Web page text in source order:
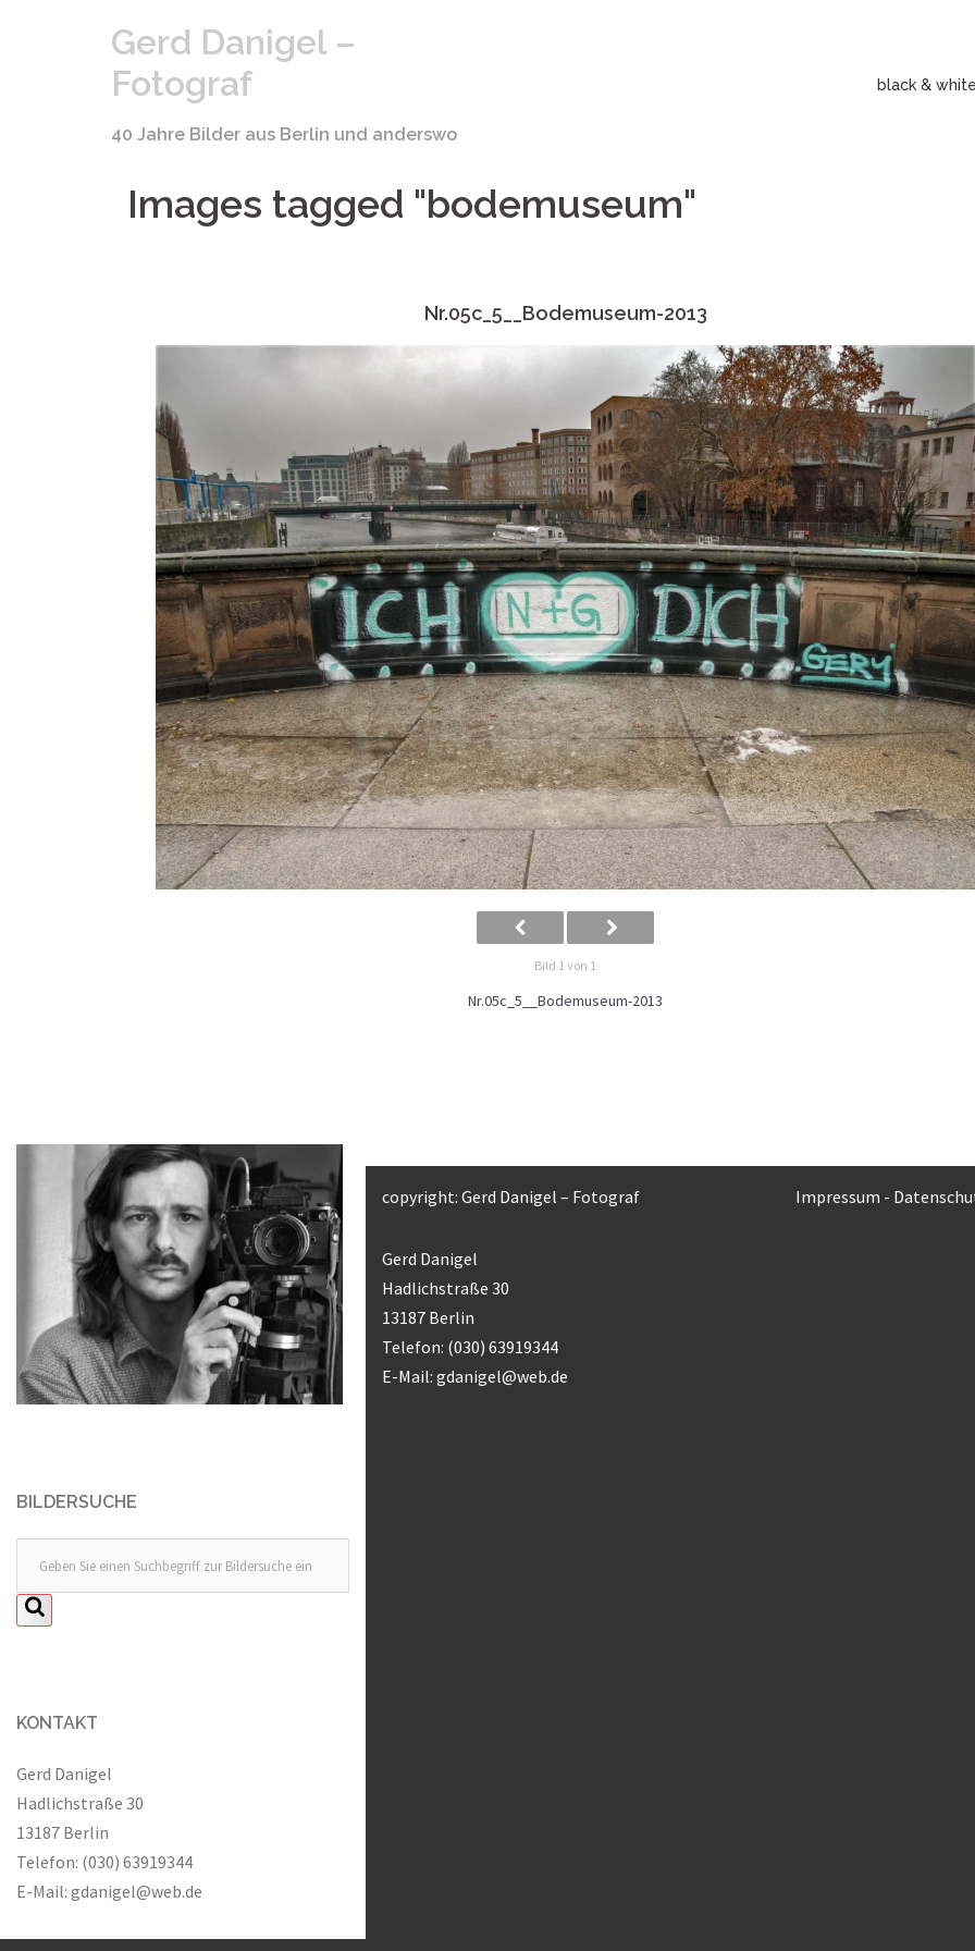
Gerd Danigel –
Fotograf
40 Jahre Bilder aus Berlin und anderswo
black &
Images tagged "bodemuseum"
Nr.05c_5__Bodemuseum-2013
Bild 1 von 1
Nr.05c_5__Bodemuseum-2013
BILDERSUCHE
KONTAKT
Gerd Danigel
Hadlichstraße 30
13187 Berlin
Telefon: (030) 63919344
E-Mail: gdanigel@web.de
copyright: Gerd Danigel – Fotograf Impressum -
Gerd Danigel
Hadlichstraße 30
13187 Berlin
Telefon: (030) 63919344
E-Mail: gdanigel@web.de